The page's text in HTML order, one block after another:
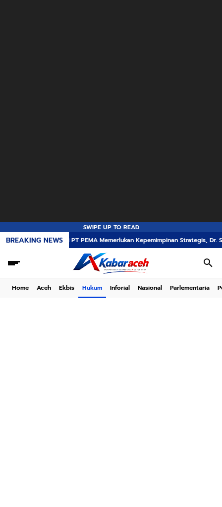
SWIPE UP TO READ
BREAKING NEWSPT PEMA Memerlukan Kepemimpinan Strategis, Dr. Said
Home Aceh Ekbis Hukum Inforial Nasional Parlementaria